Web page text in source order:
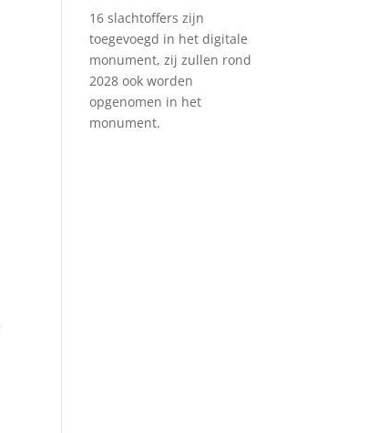
16 slachtoffers zijn
toegevoegd in het digitale
monument, zij zullen rond
2028 ook worden
opgenomen in het
monument.